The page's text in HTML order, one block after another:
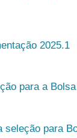
2025.1
para a
para